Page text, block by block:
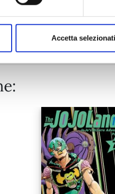
Accetta selezionati
Mostra tutto